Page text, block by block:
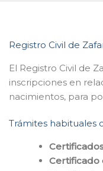
Registro Civil de
El Registro Civil de
inscripciones en
nacimientos, para
Trámites habituales
Certificado